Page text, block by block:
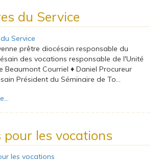
du Service
prêtre diocésain responsable du
des vocations responsable de l'Unité
Beaumont Courriel ♦ Daniel Procureur
Président du Séminaire de To...
pour les vocations